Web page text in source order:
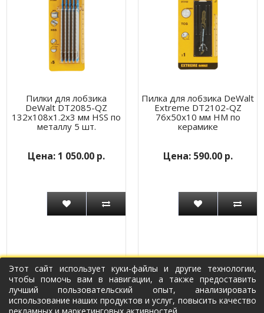
Пилки для лобзика
DeWalt DT2085-QZ
132x108x1.2x3 мм HSS по
металлу 5 шт.
1 050.00 р.
Пилка для лобзика DeWalt
Extreme DT2102-QZ
76x50x10 мм HM по
керамике
590.00 р.
Этот сайт использует куки-файлы и другие технологии,
чтобы помочь вам в навигации, а также предоставить
лучший пользовательский опыт, анализировать
использование наших продуктов и услуг, повысить качество